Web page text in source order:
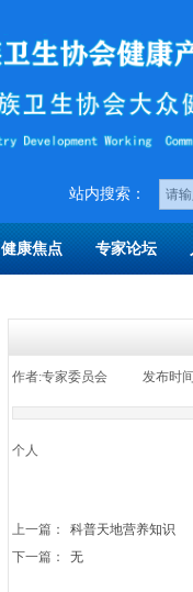
​​站内搜索：
健康焦点 专家论坛
作者:专家委员会 发布时
个人
上一篇：
科普天地营养知识
下一篇：
无